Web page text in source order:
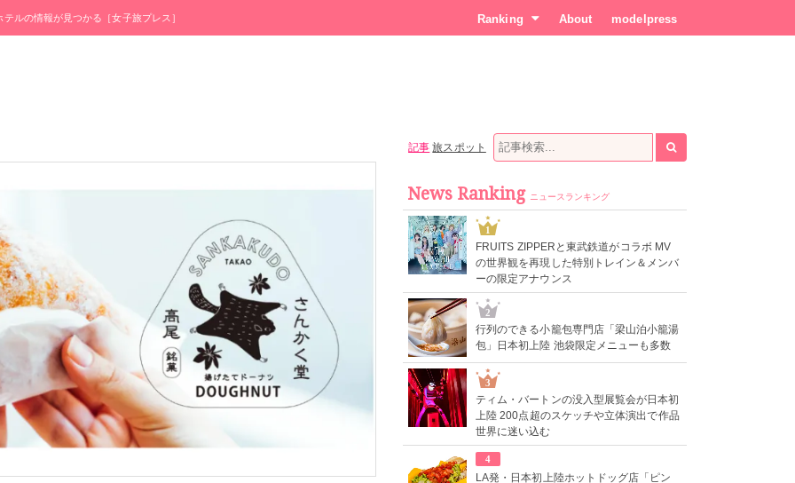
ルの情報が見つかる［女子旅プレス］ Ranking About modelpress
記事 旅スポット
News Ranking ニュースランキング
1
FRUITS ZIPPERと東武鉄道がコラボ MV
の世界観を再現した特別トレイン＆メンバ
ーの限定アナウンス
2
行列のできる小籠包専門店「梁山泊小籠湯
包」日本初上陸 池袋限定メニューも多数
3
ティム・バートンの没入型展覧会が日本初
上陸 200点超のスケッチや立体演出で作品
世界に迷い込む
4
LA発・日本初上陸ホットドッグ店「ピン